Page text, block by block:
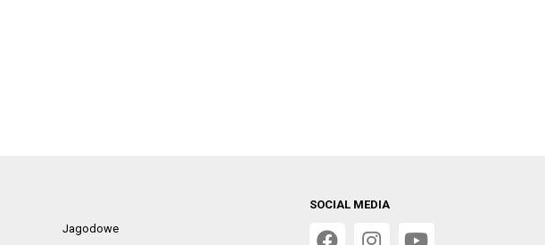
Jagodowe
SOCIAL MEDIA